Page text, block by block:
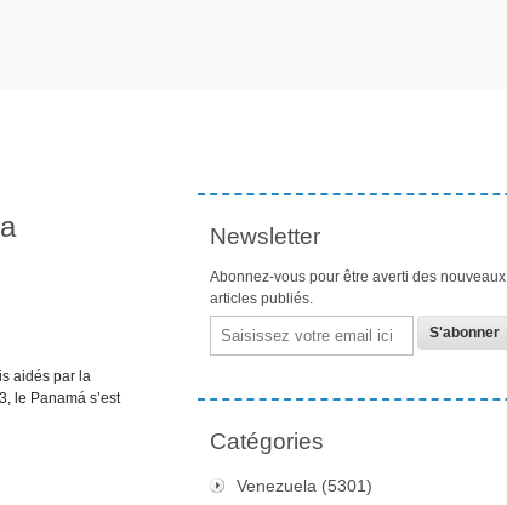
aidés par la
le Panamá s’est
Newsletter
Abonnez-vous pour être averti des nouveaux
articles publiés.
Email
Catégories
Venezuela (5301)